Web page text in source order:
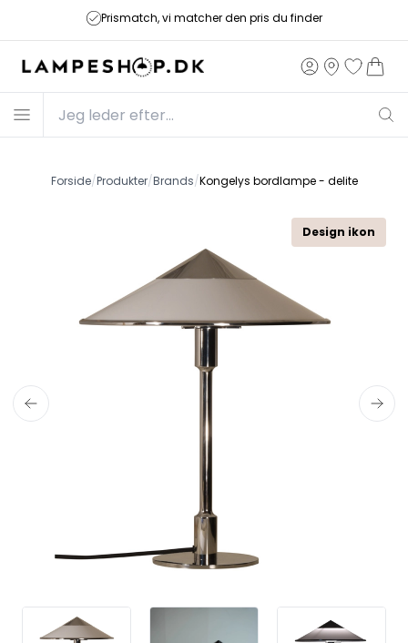
Prismatch, vi matcher den pris du finder
Forside/Produkter/Brands/Kongelys bordlampe - delite
Design ikon